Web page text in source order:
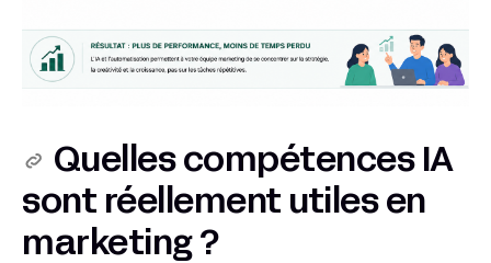
Quelles compétences IA
sont réellement utiles en
marketing ?